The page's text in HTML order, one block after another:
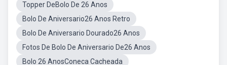
Topper DeBolo De 26 Anos
Bolo De Aniversario26 Anos Retro
Bolo De Aniversario Dourado26 Anos
Fotos De Bolo De Aniversario De26 Anos
Bolo 26 AnosConeca Cacheada